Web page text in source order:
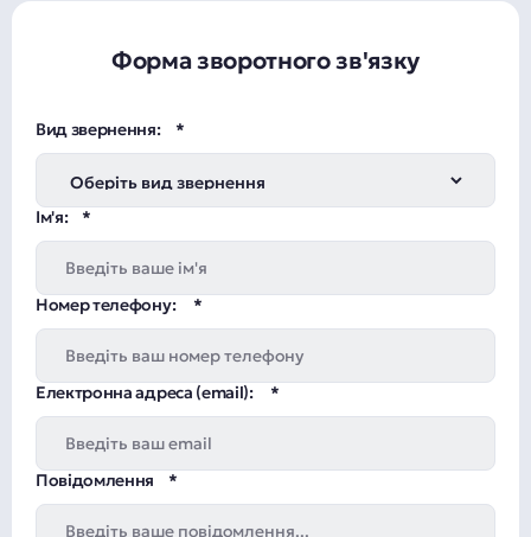
Форма зворотного зв'язку
Вид звернення:
Ім'я:
Номер телефону:
Електронна адреса (email):
Повідомлення